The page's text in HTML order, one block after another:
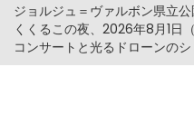
ジョルジュ＝ヴァルボン県立
くくるこの夜、2026年8月1日
コンサートと光るドローンの